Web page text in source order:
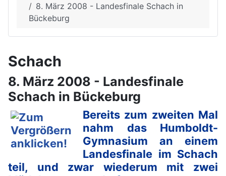
8. März 2008 - Landesfinale Schach in
Bückeburg
Schach
8. März 2008 - Landesfinale
Schach in Bückeburg
Bereits zum zweiten Mal
nahm das Humboldt-
Gymnasium an einem
Landesfinale im Schach
teil, und zwar wiederum mit zwei